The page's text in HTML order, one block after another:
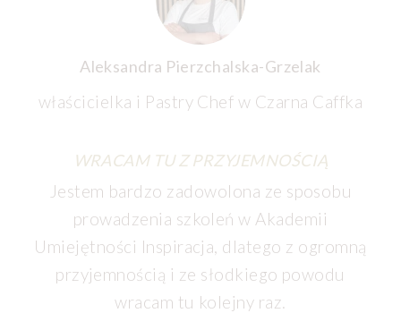
Aleksandra Pierzchalska-Grzelak
właścicielka i Pastry Chef w Czarna Caffka
WRACAM TU Z PRZYJEMNOŚCIĄ
Jestem bardzo zadowolona ze sposobu
prowadzenia szkoleń w Akademii
Umiejętności Inspiracja, dlatego z ogromną
przyjemnością i ze słodkiego powodu
wracam tu kolejny raz.